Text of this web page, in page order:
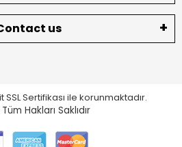
us
Sertifikası ile korunmaktadır.
Tüm Hakları Saklıdır